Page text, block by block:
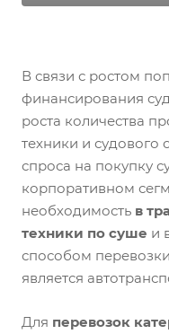
В связи с ростом
финансирования
роста количества
техники и
спроса на покупку
корпоративном
необходимость в
техники по суше и
способом
является
Для перевозок